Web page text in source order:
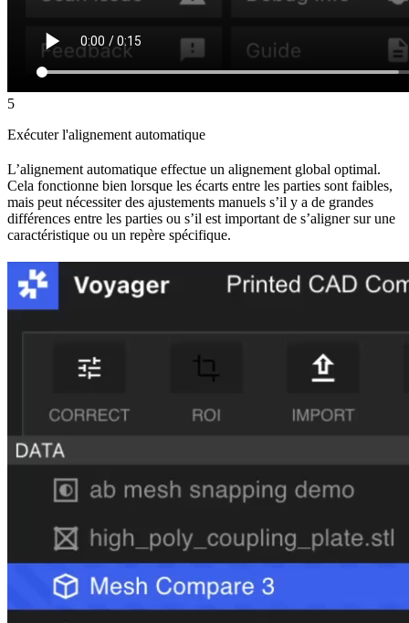
5
Exécuter l'alignement automatique
L’alignement automatique effectue un alignement global optimal.
Cela fonctionne bien lorsque les écarts entre les parties sont faibles,
mais peut nécessiter des ajustements manuels s’il y a de grandes
différences entre les parties ou s’il est important de s’aligner sur une
caractéristique ou un repère spécifique.